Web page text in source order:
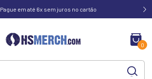
Pague em até 6x sem juros no cartão
0